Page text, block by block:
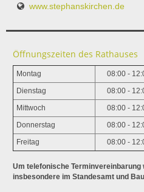
www.stephanskirchen.de
Öffnungszeiten des Rathauses
Montag 08:00 -
Dienstag 08:00 -
Mittwoch 08:00 -
Donnerstag 08:00 -
Freitag 08:00 -
Um telefonische Terminvereinbarung
insbesondere im Standesamt und